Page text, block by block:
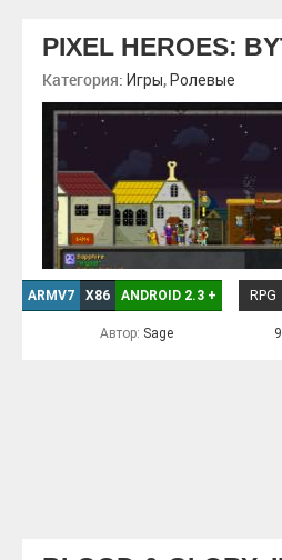
PIXEL HEROES:
Категория: Игры, Ролевые
ARMV7 X86 ANDROID 2.3 + RPG
Автор: Sage